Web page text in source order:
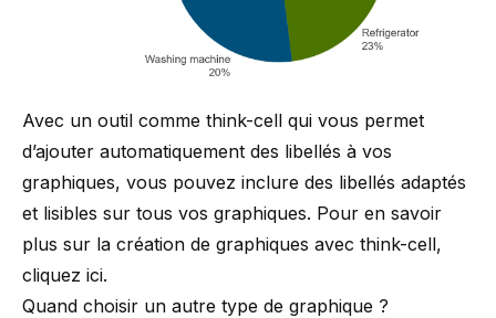
Avec un outil comme think-cell qui vous permet
d’ajouter automatiquement des libellés à vos
graphiques, vous pouvez inclure des libellés adaptés
et lisibles sur tous vos graphiques. Pour en savoir
plus sur la création de graphiques avec think-cell,
cliquez ici.
Quand choisir un autre type de graphique ?